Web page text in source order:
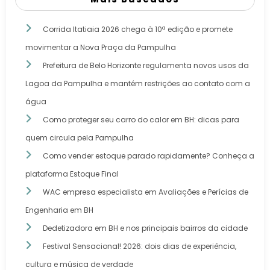
Corrida Itatiaia 2026 chega à 10ª edição e promete
movimentar a Nova Praça da Pampulha
Prefeitura de Belo Horizonte regulamenta novos usos da
Lagoa da Pampulha e mantém restrições ao contato com a
água
Como proteger seu carro do calor em BH: dicas para
quem circula pela Pampulha
Como vender estoque parado rapidamente? Conheça a
plataforma Estoque Final
WAC empresa especialista em Avaliações e Perícias de
Engenharia em BH
Dedetizadora em BH e nos principais bairros da cidade
Festival Sensacional! 2026: dois dias de experiência,
cultura e música de verdade